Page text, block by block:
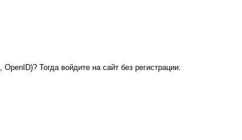
Тогда войдите на сайт без регистрации.